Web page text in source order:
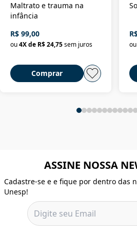
Maltrato e trauma na
infância
R$ 99,00
ou4X de R$ 24,75sem juros
Comprar
ou
ASSINE NOSSA
Cadastre-se e e fique por dentro das
Unesp!